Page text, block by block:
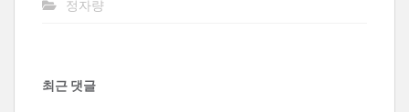
정자량
최근 댓글